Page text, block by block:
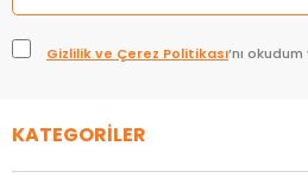
Gizlilik ve Çerez Politikası’nı
KATEGORİLER